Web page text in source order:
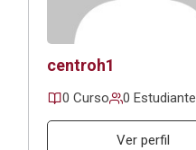
centroh1
0 Curso 0 Estudiante
Ver perfil